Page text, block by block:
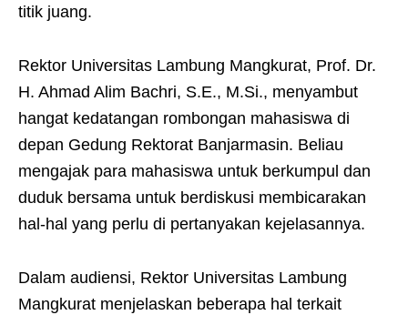
titik juang.
Rektor Universitas Lambung Mangkurat, Prof. Dr.
H. Ahmad Alim Bachri, S.E., M.Si., menyambut
hangat kedatangan rombongan mahasiswa di
depan Gedung Rektorat Banjarmasin. Beliau
mengajak para mahasiswa untuk berkumpul dan
duduk bersama untuk berdiskusi membicarakan
hal-hal yang perlu di pertanyakan kejelasannya.
Dalam audiensi, Rektor Universitas Lambung
Mangkurat menjelaskan beberapa hal terkait